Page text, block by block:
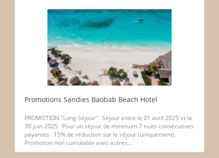
Promotions Sandies Baobab Beach Hotel
PROMOTION "Long Séjour" Séjour entre le 01 avril 2025 et le
30 juin 2025 Pour un séjour de minimum 7 nuits consécutives
payantes 15% de réduction sur le séjour (uniquement).
Promotion non cumulable avec autres...